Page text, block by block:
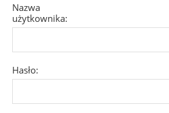
Nazwa
użytkownika:
Hasło: